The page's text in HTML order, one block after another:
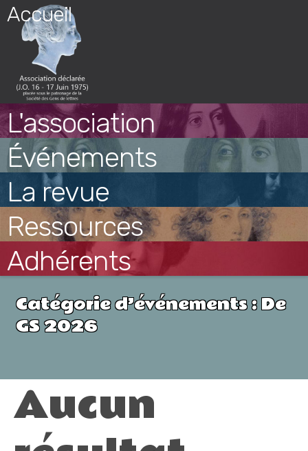
Skip
content
Accueil
L'association
Événements
La revue
Ressources
Adhérents
Catégorie d’événements :De
GS 2026
Aucun